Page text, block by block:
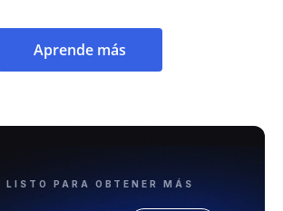
Aprende más
LISTO PARA OBTENER MÁS